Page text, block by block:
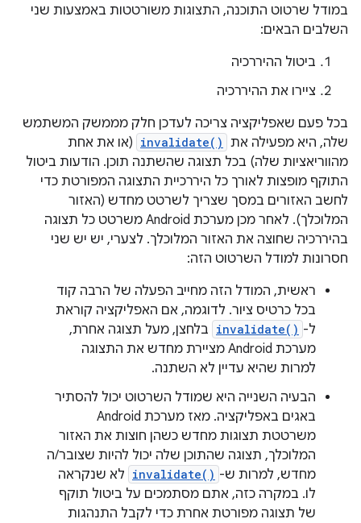
במודל שרטוט התוכנה, התצוגות משורטטות באמצעות שני
השלבים הבאים:
ביטול ההיררכיה
ציירו את ההיררכיה
בכל פעם שאפליקציה צריכה לעדכן חלק מממשק המשתמש
שלה, היא מפעילה את invalidate() (או את אחת
מהווריאציות שלה) בכל תצוגה שהשתנה תוכן. הודעות ביטול
התוקף מופצות לאורך כל היררכיית התצוגה המפורטת כדי
לחשב האזורים במסך שצריך לשרטט מחדש (האזור
המלוכלך). לאחר מכן מערכת Android משרטט כל תצוגה
בהיררכיה שחוצה את האזור המלוכלך. לצערי, יש יש שני
חסרונות למודל השרטוט הזה:
ראשית, המודל הזה מחייב הפעלה של הרבה קוד
בכל כרטיס ציור. לדוגמה, אם האפליקציה קוראת
ל- invalidate() בלחצן, מעל תצוגה אחרת,
מערכת Android מציירת מחדש את התצוגה
למרות שהיא עדיין לא השתנה.
הבעיה השנייה היא שמודל השרטוט יכול להסתיר
באגים באפליקציה. מאז מערכת Android
משרטטת תצוגות מחדש כשהן חוצות את האזור
המלוכלך, תצוגה שהתוכן שלה יכול להיות שצובר/ה
מחדש, למרות ש- invalidate() לא שנקראה
לו. במקרה כזה, אתם מסתמכים על ביטול תוקף
של תצוגה מפורטת אחרת כדי לקבל התנהגות